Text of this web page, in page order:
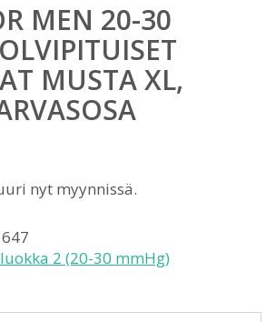
MEN 20-30
MUSTA XL,
nyt myynnissä.
2 (20-30 mmHg)